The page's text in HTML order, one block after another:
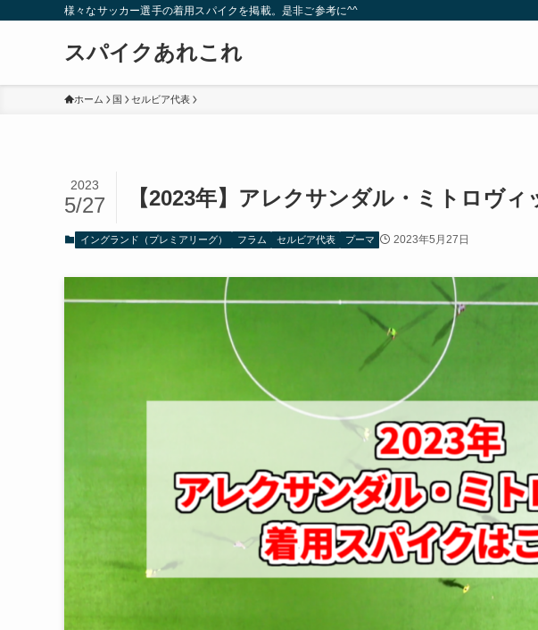
様々なサッカー選手の着用スパイクを掲載。是非ご参考に^^
スパイクあれこれ
ホーム 国 セルビア代表
【2023年】アレクサンダル・ミトロヴ
2023
5/27
イングランド（プレミアリーグ） フラム セルビア代表 プーマ 2023年5月27日